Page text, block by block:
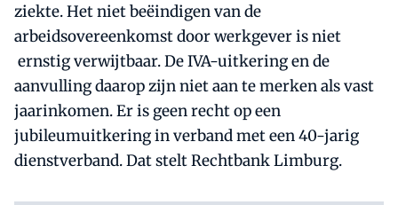
ziekte. Het niet beëindigen van de
arbeidsovereenkomst door werkgever is niet
ernstig verwijtbaar. De IVA-uitkering en de
aanvulling daarop zijn niet aan te merken als vast
jaarinkomen. Er is geen recht op een
jubileumuitkering in verband met een 40-jarig
dienstverband. Dat stelt Rechtbank Limburg.